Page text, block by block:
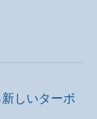
しいターボ